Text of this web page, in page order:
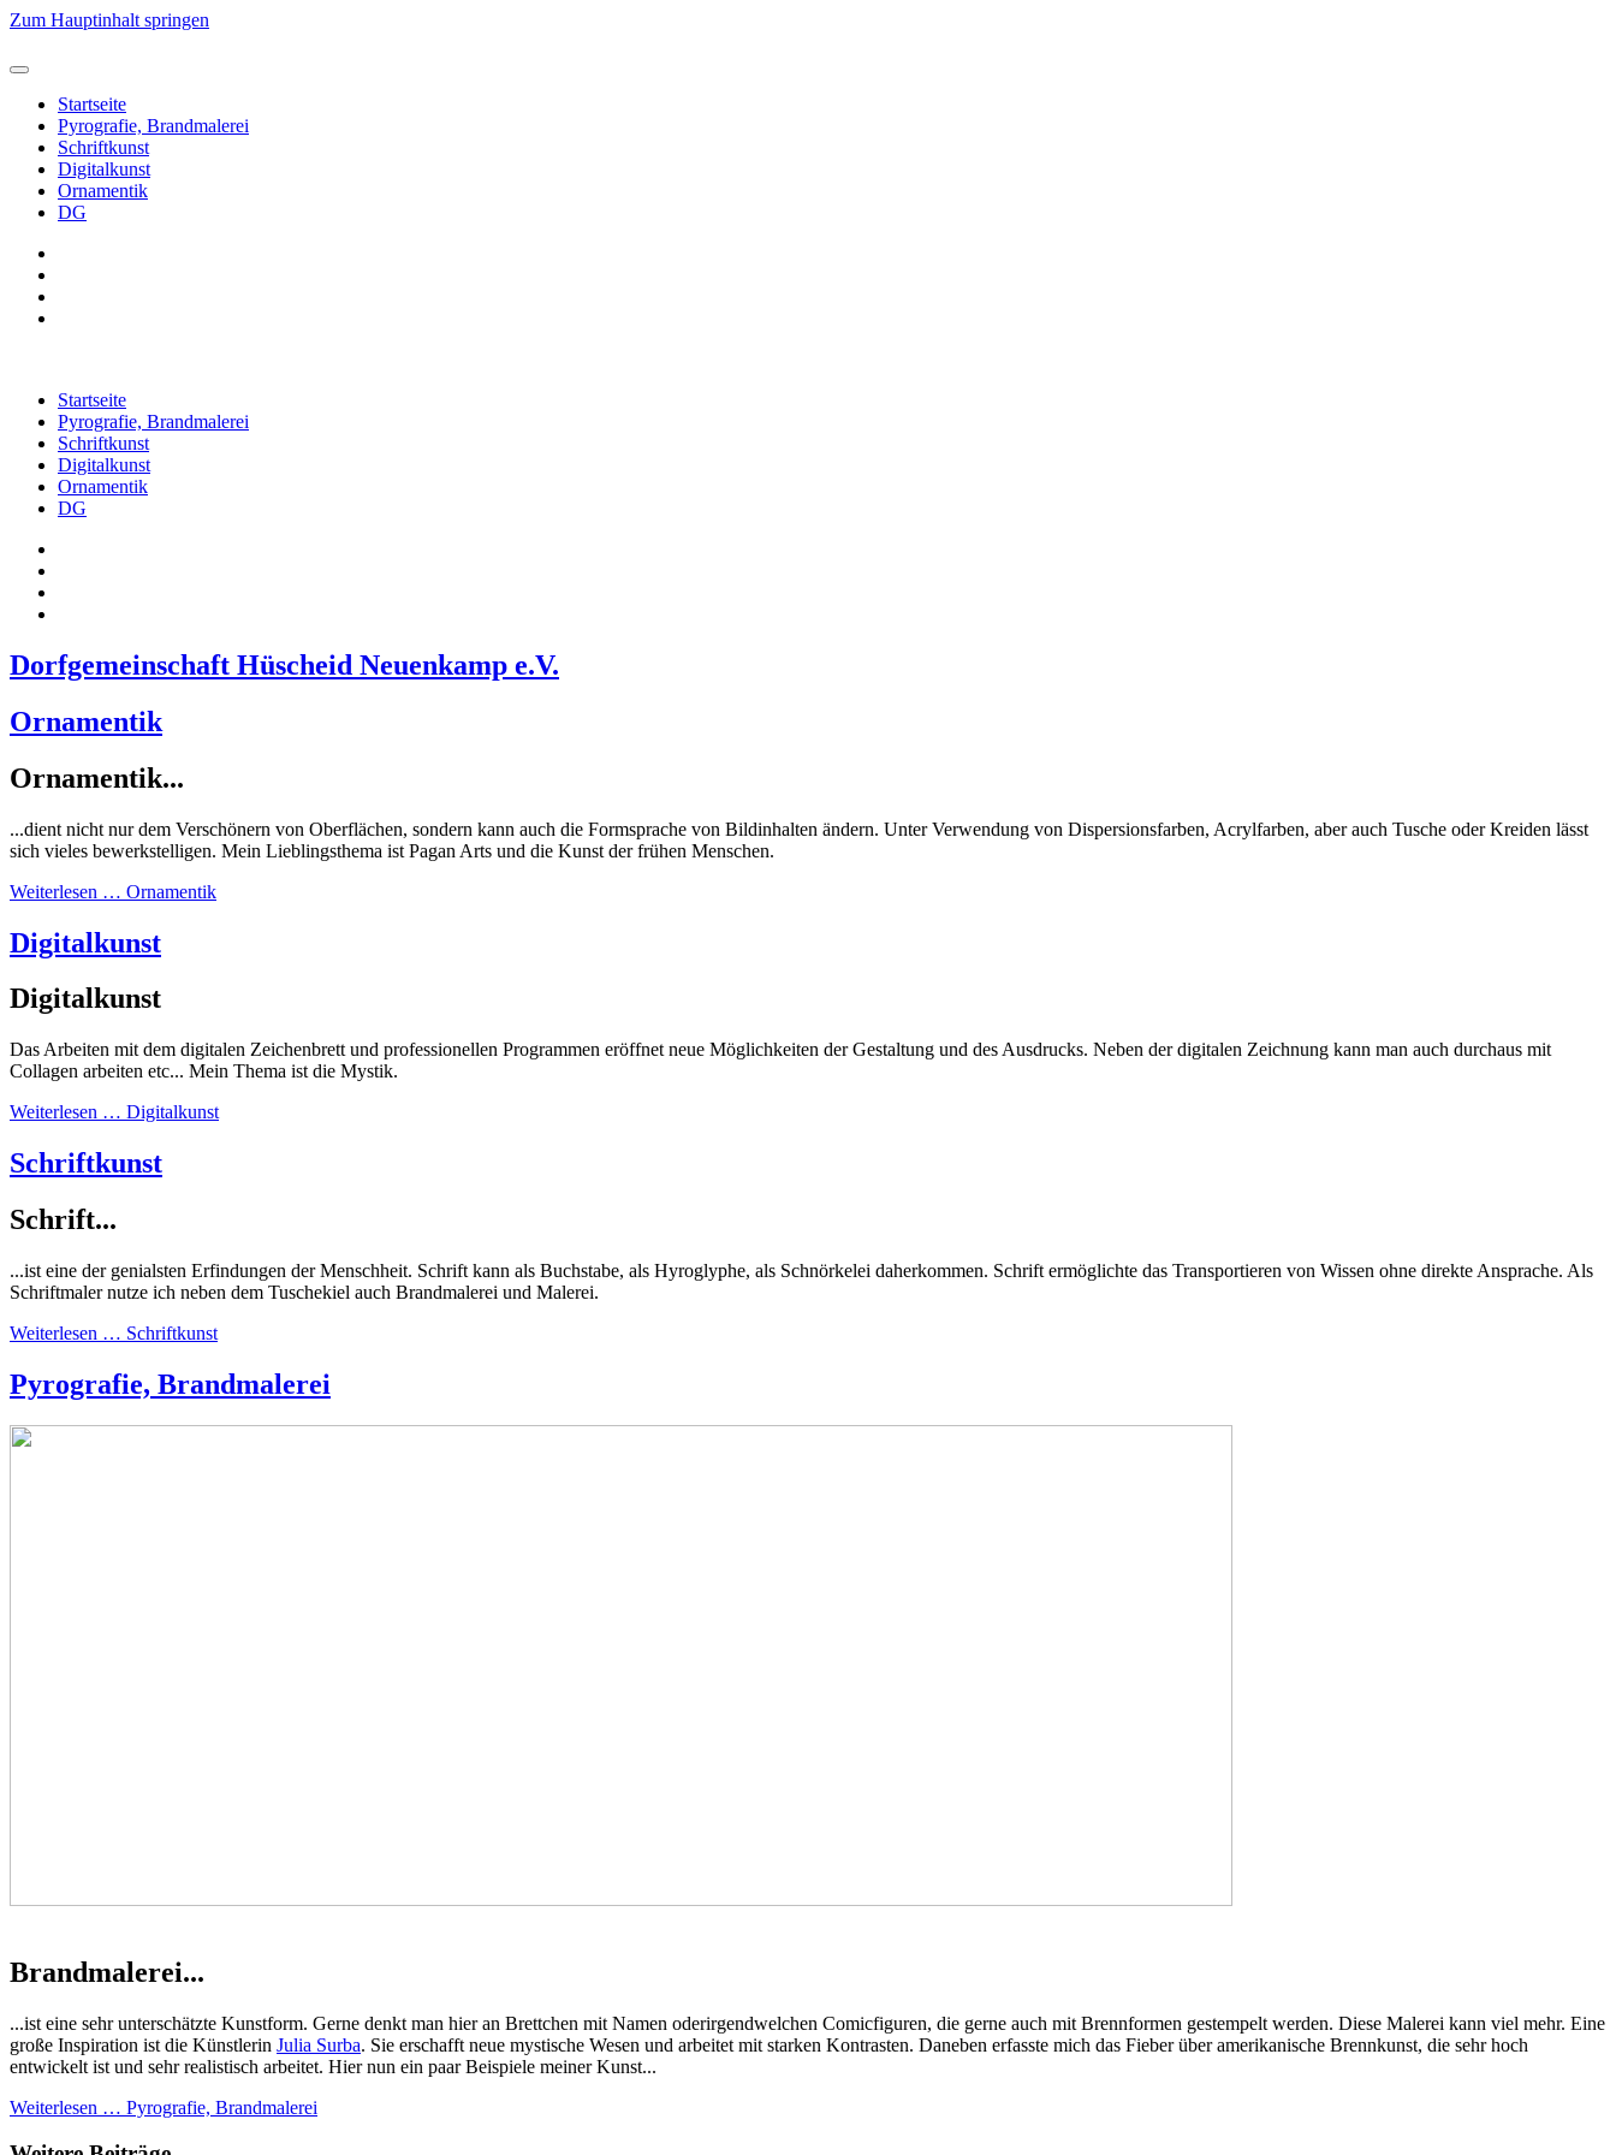
Zum Hauptinhalt springen
Startseite
Pyrografie, Brandmalerei
Schriftkunst
Digitalkunst
Ornamentik
DG
Startseite
Pyrografie, Brandmalerei
Schriftkunst
Digitalkunst
Ornamentik
DG
Dorfgemeinschaft Hüscheid Neuenkamp e.V.
Ornamentik
Ornamentik...
...dient nicht nur dem Verschönern von Oberflächen, sondern kann auch die Formsprache von Bildinhalten ändern. Unter Verwendung von Dispersionsfarben, Acrylfarben, aber auch Tusche oder Kreiden lässt
sich vieles bewerkstelligen. Mein Lieblingsthema ist Pagan Arts und die Kunst der frühen Menschen.
Weiterlesen … Ornamentik
Digitalkunst
Digitalkunst
Das Arbeiten mit dem digitalen Zeichenbrett und professionellen Programmen eröffnet neue Möglichkeiten der Gestaltung und des Ausdrucks. Neben der digitalen Zeichnung kann man auch durchaus mit
Collagen arbeiten etc... Mein Thema ist die Mystik.
Weiterlesen … Digitalkunst
Schriftkunst
Schrift...
...ist eine der genialsten Erfindungen der Menschheit. Schrift kann als Buchstabe, als Hyroglyphe, als Schnörkelei daherkommen. Schrift ermöglichte das Transportieren von Wissen ohne direkte Ansprache. Als
Schriftmaler nutze ich neben dem Tuschekiel auch Brandmalerei und Malerei.
Weiterlesen … Schriftkunst
Pyrografie, Brandmalerei
Brandmalerei...
...ist eine sehr unterschätzte Kunstform. Gerne denkt man hier an Brettchen mit Namen oderirgendwelchen Comicfiguren, die gerne auch mit Brennformen gestempelt werden. Diese Malerei kann viel mehr. Eine
große Inspiration ist die Künstlerin Julia Surba. Sie erschafft neue mystische Wesen und arbeitet mit starken Kontrasten. Daneben erfasste mich das Fieber über amerikanische Brennkunst, die sehr hoch
entwickelt ist und sehr realistisch arbeitet. Hier nun ein paar Beispiele meiner Kunst...
Weiterlesen … Pyrografie, Brandmalerei